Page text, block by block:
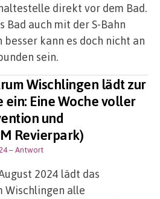
direkt vor dem Bad.
Bad auch mit der S-Bahn
besser kann es doch nicht an
sein.
Wischlingen lädt zur
ein: Eine Woche voller
und
Revierpark)
– Antwort
2024 lädt das
Wischlingen alle